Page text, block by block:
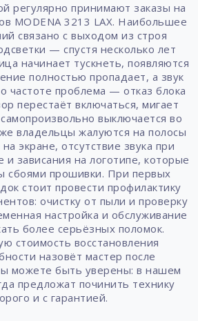
регулярно принимают заказы на
MODENA 3213 LAX. Наибольшее
связано с выходом из строя
— спустя несколько лет
начинает тускнеть, появляются
полностью пропадает, а звук
частоте проблема — отказ блока
перестаёт включаться, мигает
выключается во
владельцы жалуются на полосы
экране, отсутствие звука при
и зависания на логотипе, которые
сбоями прошивки. При первых
стоит провести профилактику
очистку от пыли и проверку
настройка и обслуживание
более серьёзных поломок.
стоимость восстановления
назовёт мастер после
можете быть уверены: в нашем
предложат починить технику
и с гарантией.